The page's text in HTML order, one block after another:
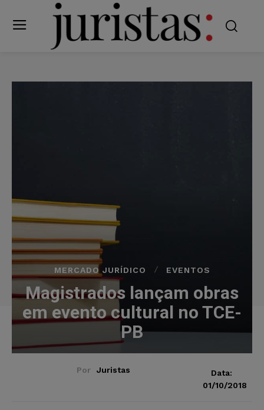
MERCADO JURÍDICO EVENTOS
Magistrados lançam obras
em evento cultural no TCE-
PB
Por Juristas
Data:
01/10/2018